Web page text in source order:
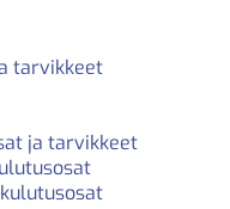
tarvikkeet
ja tarvikkeet